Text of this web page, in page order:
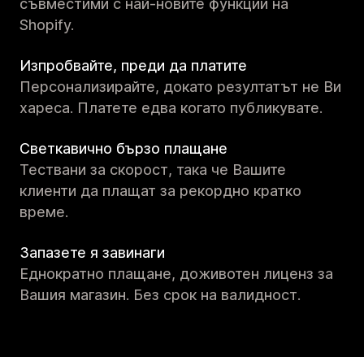
съвместими с най-новите функции на
Shopify.
Изпробвайте, преди да платите
Персонализирайте, докато резултатът не Ви
хареса. Платете едва когато публикувате.
Светкавично бързо плащане
Тествани за скорост, така че Вашите
клиенти да плащат за рекордно кратко
време.
Запазете я завинаги
Еднократно плащане, доживотен лиценз за
Вашия магазин. Без срок на валидност.